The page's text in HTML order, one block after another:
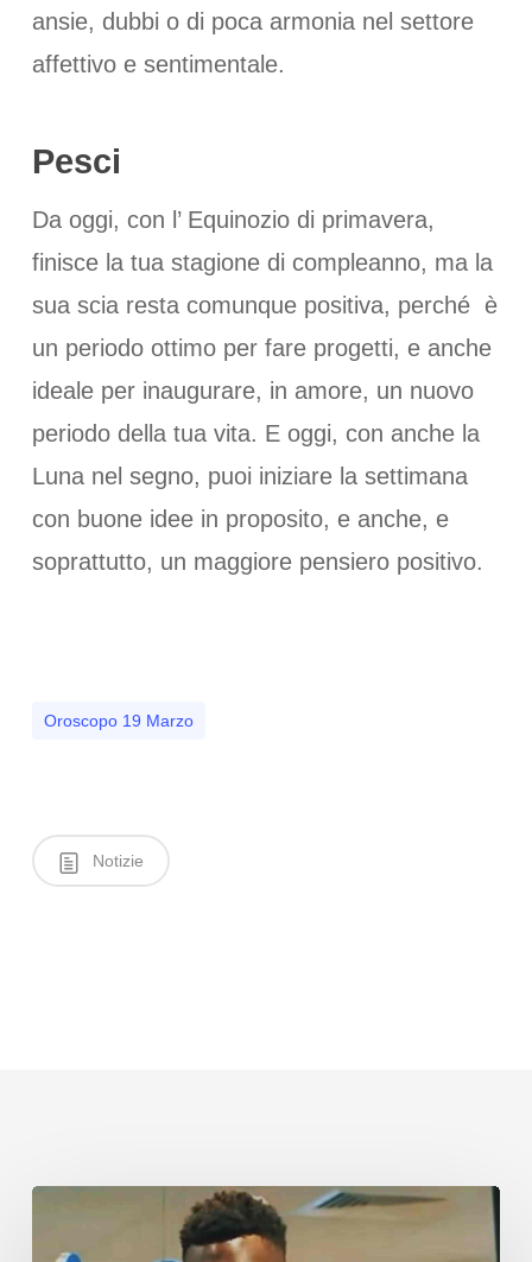
ansie, dubbi o di poca armonia nel settore
affettivo e sentimentale.
Pesci
Da oggi, con l’ Equinozio di primavera,
finisce la tua stagione di compleanno, ma la
sua scia resta comunque positiva, perché è
un periodo ottimo per fare progetti, e anche
ideale per inaugurare, in amore, un nuovo
periodo della tua vita. E oggi, con anche la
Luna nel segno, puoi iniziare la settimana
con buone idee in proposito, e anche, e
soprattutto, un maggiore pensiero positivo.
Oroscopo 19 Marzo
Notizie